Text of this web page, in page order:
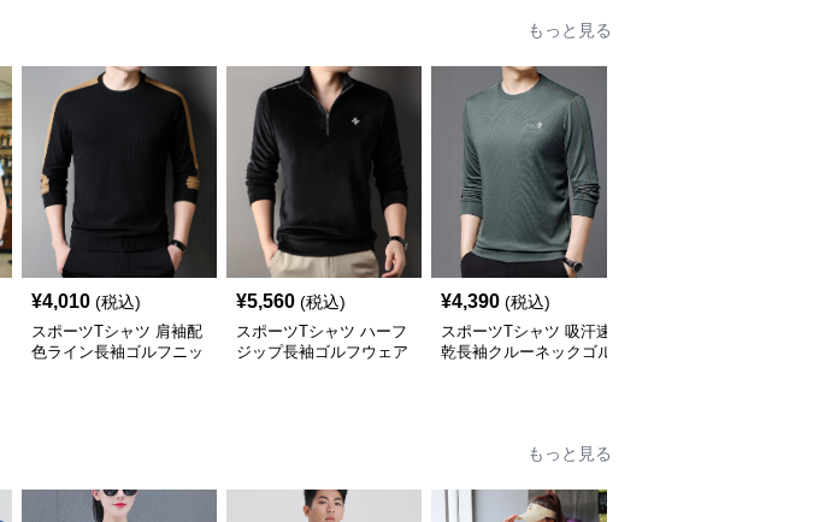
もっと見る
¥4,010 (税込)
スポーツTシャツ 肩袖配
色ライン長袖ゴルフニッ
¥5,560 (税込)
スポーツTシャツ ハーフ
ジップ長袖ゴルフウェア
¥4,390 (税込)
スポーツTシャツ 吸汗速
乾長袖クルーネックゴル
もっと見る